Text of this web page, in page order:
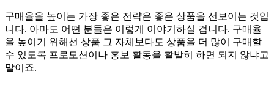
구매율을 높이는 가장 좋은 전략은 좋은 상품을 선보이는 것입
니다. 아마도 어떤 분들은 이렇게 이야기하실 겁니다. 구매율
을 높이기 위해선 상품 그 자체보다도 상품을 더 많이 구매할
수 있도록 프로모션이나 홍보 활동을 활발히 하면 되지 않냐고
말이죠.